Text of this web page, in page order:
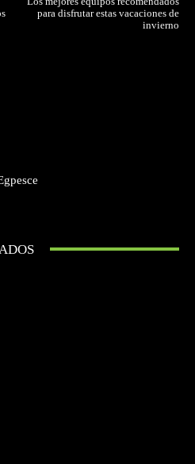
para disfrutar estas vacaciones de
invierno